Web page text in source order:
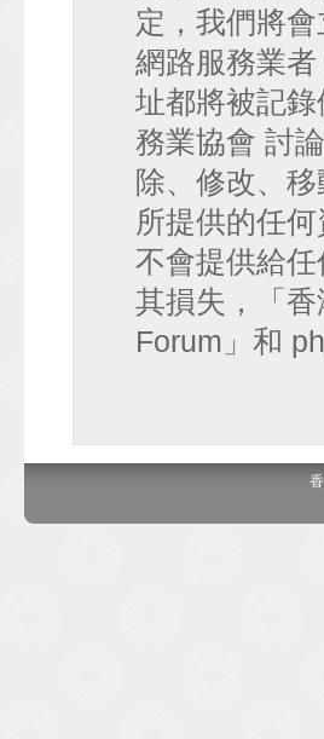
定，我們將
網路服務業
址都將被記
務業協會 討
除、修改、
所提供的任
不會提供給
其損失，「
Forum」和